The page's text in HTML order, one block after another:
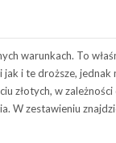
warunkach. To
i te droższe, jednak
złotych, w
zestawieniu